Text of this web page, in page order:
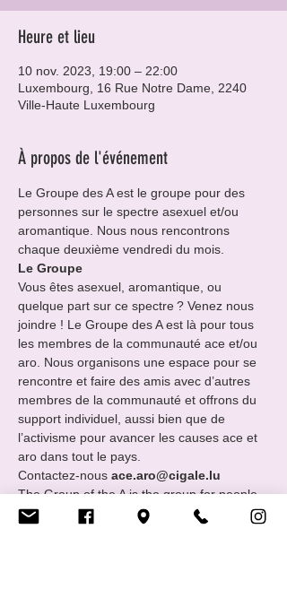
Heure et lieu
10 nov. 2023, 19:00 – 22:00
Luxembourg, 16 Rue Notre Dame, 2240
Ville-Haute Luxembourg
À propos de l'événement
Le Groupe des A est le groupe pour des
personnes sur le spectre asexuel et/ou
aromantique. Nous nous rencontrons
chaque deuxième vendredi du mois.
Le Groupe
Vous êtes asexuel, aromantique, ou
quelque part sur ce spectre ? Venez nous
joindre ! Le Groupe des A est là pour tous
les membres de la communauté ace et/ou
aro. Nous organisons une espace pour se
rencontre et faire des amis avec d’autres
membres de la communauté et offrons du
support individuel, aussi bien que de
l’activisme pour avancer les causes ace et
aro dans tout le pays.
Contactez-nous ace.aro@cigale.lu
The Group of the A is the group for people
on the asexual and/or aromantic